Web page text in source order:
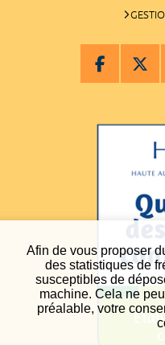
Afin de vous proposer
des statistiques de
susceptibles de
machine. Cela ne
préalable, votre